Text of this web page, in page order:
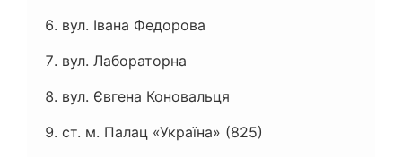
вул. Івана Федорова
вул. Лабораторна
вул. Євгена Коновальця
ст. м. Палац «Україна» (825)